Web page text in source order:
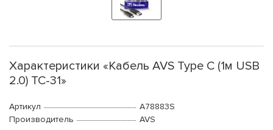
Характеристики «Кабель AVS Type C (1м USB
2.0) TC-31»
Артикул
A78883S
Производитель
AVS